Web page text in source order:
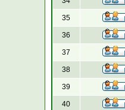
35
36
37
38
39
40